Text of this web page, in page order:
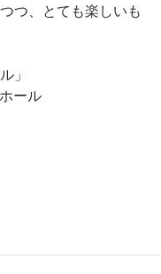
つ、とても楽しいも
」
ール